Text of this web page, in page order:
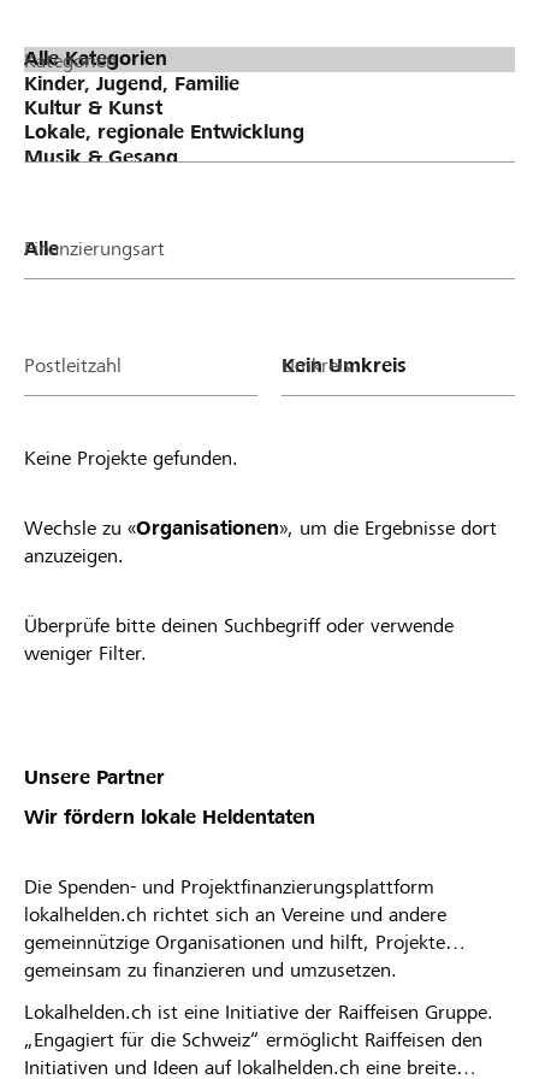
Kategorien
Finanzierungsart
Postleitzahl Umkreis
Keine Projekte gefunden.
Wechsle zu «Organisationen», um die Ergebnisse dort
anzuzeigen.
Überprüfe bitte deinen Suchbegriff oder verwende
weniger Filter.
Unsere Partner
Wir fördern lokale Heldentaten
Die Spenden- und Projektfinanzierungsplattform
lokalhelden.ch richtet sich an Vereine und andere
gemeinnützige Organisationen und hilft, Projekte
gemeinsam zu finanzieren und umzusetzen.
Lokalhelden.ch ist eine Initiative der Raiffeisen Gruppe.
„Engagiert für die Schweiz“ ermöglicht Raiffeisen den
Initiativen und Ideen auf lokalhelden.ch eine breite